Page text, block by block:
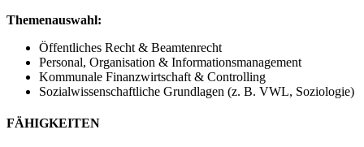
Themenauswahl:
Öffentliches Recht & Beamtenrecht
Personal, Organisation & Informationsmanagement
Kommunale Finanzwirtschaft & Controlling
Sozialwissenschaftliche Grundlagen (z. B. VWL, Soziologie)
FÄHIGKEITEN